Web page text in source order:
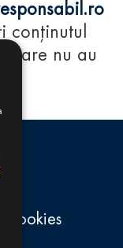
cookies
conținutul
care nu au